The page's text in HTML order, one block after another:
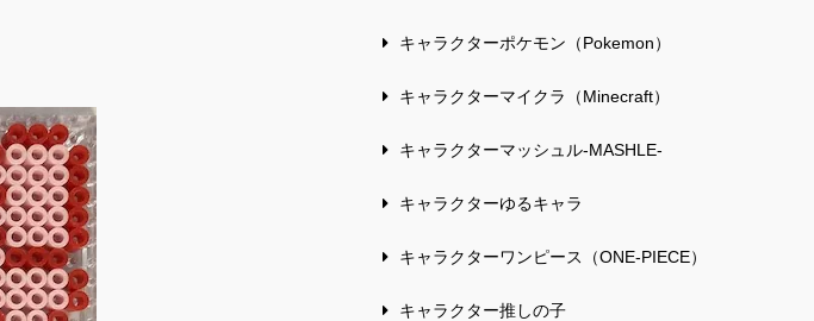
キャラクターポケモン（Pokemon）
キャラクターマイクラ（Minecraft）
キャラクターマッシュル-MASHLE-
キャラクターゆるキャラ
キャラクターワンピース（ONE-PIECE）
キャラクター推しの子